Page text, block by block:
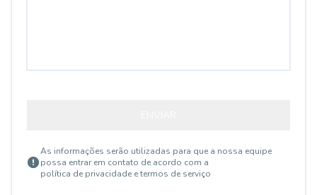
As informações serão utilizadas para que a nossa equipe
possa entrar em contato de acordo com a
política de privacidade e termos de serviço